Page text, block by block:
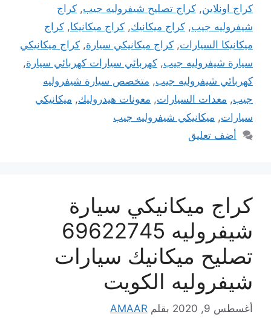
كراج اونلاين, كراج تصليح شيفروليه جيب, كراج
شيفروليه جيب, كراج ميكانيك, كراج ميكانيكا, كراج
ميكانيكا السيارات, كراج ميكانيكي سيارة, كراج ميكانيكي
سيارة شيفروليه جيب, كهربائي سيارات كهربائي سيارة,
كهربائي شيفروليه جيب, متخصص سيارة شيفروليه
جيب, معدات السيارات, معونات هيدروليك, ميكانيكي
سيارات, ميكانيكي شيفروليه جيب
أضف تعليق
كراج ميكانيكي سيارة
شيفروليه 69622745
تصليح ميكانيك سيارات
شيفروليه الكويت
أغسطس 9, 2020 بقلم AMAAR